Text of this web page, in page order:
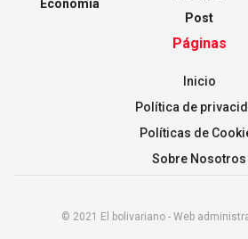
Economía
Post
Páginas
Inicio
Política de
Políticas de
Sobre Nosotros
© 2021 El bolivariano - Web